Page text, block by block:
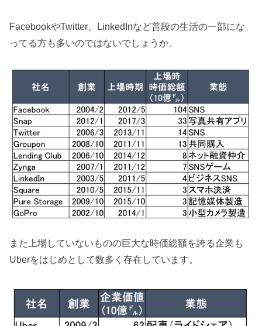
FacebookやTwitter、LinkedInなど普段の生活の一部にな
ってる方も多いのではないでしょうか。
また上場していないものの巨大な時価総額を誇る企業も
Uberをはじめとして数多く存在しています。